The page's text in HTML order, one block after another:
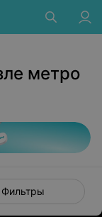
метро
Фильтры